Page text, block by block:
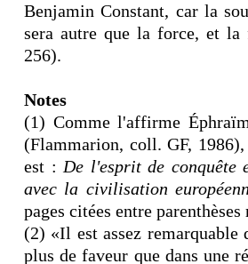
Benjamin Constant, car la
sera autre que la force, et
256).
Notes
(1) Comme l'affirme
(Flammarion, coll. GF,
est : De l'esprit de conquête
avec la civilisation
pages citées entre
(2) «Il est assez
plus de faveur que dans une